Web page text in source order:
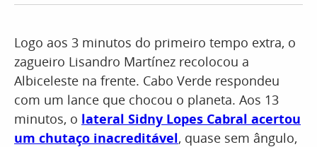
Logo aos 3 minutos do primeiro tempo extra, o
zagueiro Lisandro Martínez recolocou a
Albiceleste na frente. Cabo Verde respondeu
com um lance que chocou o planeta. Aos 13
minutos, o lateral Sidny Lopes Cabral acertou
um chutaço inacreditável, quase sem ângulo,